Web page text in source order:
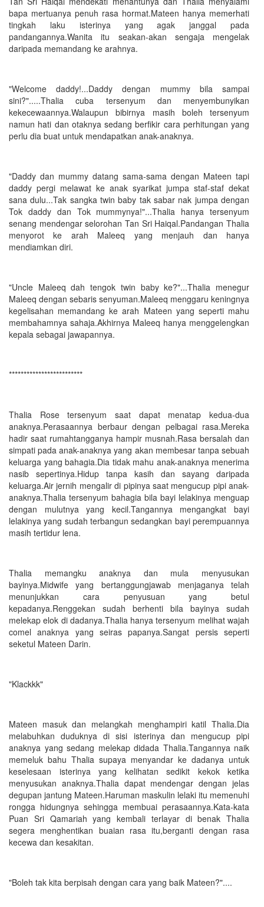
bapa mertuanya penuh rasa hormat.Mateen hanya memerhati
tingkah laku isterinya yang agak janggal pada
pandangannya.Wanita itu seakan-akan sengaja mengelak
daripada memandang ke arahnya.
"Welcome daddy!...Daddy dengan mummy bila sampai
sini?".....Thalia cuba tersenyum dan menyembunyikan
kekecewaannya.Walaupun bibirnya masih boleh tersenyum
namun hati dan otaknya sedang berfikir cara perhitungan yang
perlu dia buat untuk mendapatkan anak-anaknya.
"Daddy dan mummy datang sama-sama dengan Mateen tapi
daddy pergi melawat ke anak syarikat jumpa staf-staf dekat
sana dulu...Tak sangka twin baby tak sabar nak jumpa dengan
Tok daddy dan Tok mummynya!"...Thalia hanya tersenyum
senang mendengar selorohan Tan Sri Haiqal.Pandangan Thalia
menyorot ke arah Maleeq yang menjauh dan hanya
mendiamkan diri.
"Uncle Maleeq dah tengok twin baby ke?"...Thalia menegur
Maleeq dengan sebaris senyuman.Maleeq menggaru keningnya
kegelisahan memandang ke arah Mateen yang seperti mahu
membahamnya sahaja.Akhirnya Maleeq hanya menggelengkan
kepala sebagai jawapannya.
*************************
Thalia Rose tersenyum saat dapat menatap kedua-dua
anaknya.Perasaannya berbaur dengan pelbagai rasa.Mereka
hadir saat rumahtangganya hampir musnah.Rasa bersalah dan
simpati pada anak-anaknya yang akan membesar tanpa sebuah
keluarga yang bahagia.Dia tidak mahu anak-anaknya menerima
nasib sepertinya.Hidup tanpa kasih dan sayang daripada
keluarga.Air jernih mengalir di pipinya saat mengucup pipi anak-
anaknya.Thalia tersenyum bahagia bila bayi lelakinya menguap
dengan mulutnya yang kecil.Tangannya mengangkat bayi
lelakinya yang sudah terbangun sedangkan bayi perempuannya
masih tertidur lena.
Thalia memangku anaknya dan mula menyusukan
bayinya.Midwife yang bertanggungjawab menjaganya telah
menunjukkan cara penyusuan yang betul
kepadanya.Renggekan sudah berhenti bila bayinya sudah
melekap elok di dadanya.Thalia hanya tersenyum melihat wajah
comel anaknya yang seiras papanya.Sangat persis seperti
seketul Mateen Darin.
"Klackkk"
Mateen masuk dan melangkah menghampiri katil Thalia.Dia
melabuhkan duduknya di sisi isterinya dan mengucup pipi
anaknya yang sedang melekap didada Thalia.Tangannya naik
memeluk bahu Thalia supaya menyandar ke dadanya untuk
keselesaan isterinya yang kelihatan sedikit kekok ketika
menyusukan anaknya.Thalia dapat mendengar dengan jelas
degupan jantung Mateen.Haruman maskulin lelaki itu memenuhi
rongga hidungnya sehingga membuai perasaannya.Kata-kata
Puan Sri Qamariah yang kembali terlayar di benak Thalia
segera menghentikan buaian rasa itu,berganti dengan rasa
kecewa dan kesakitan.
"Boleh tak kita berpisah dengan cara yang baik Mateen?"....